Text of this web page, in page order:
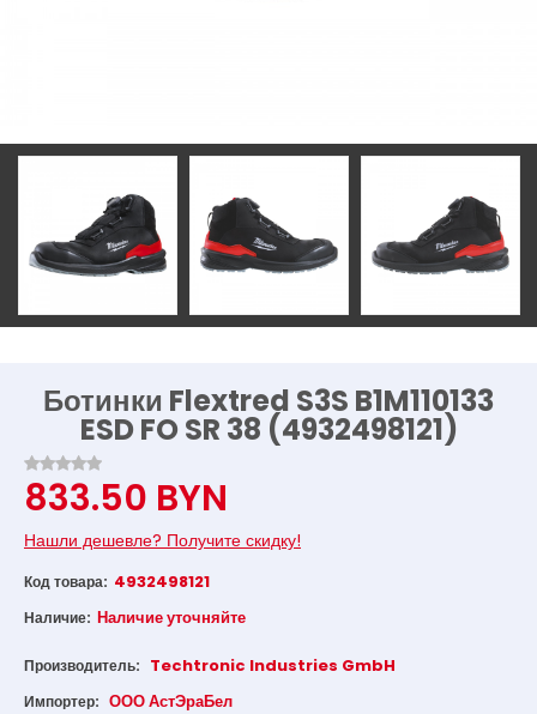
Ботинки Flextred S3S B1M110133
ESD FO SR 38 (4932498121)
833.50 BYN
Нашли дешевле? Получите скидку!
Код товара: 4932498121
Наличие: Наличие уточняйте
Производитель: Techtronic Industries GmbH
Импортер: ООО АстЭраБел